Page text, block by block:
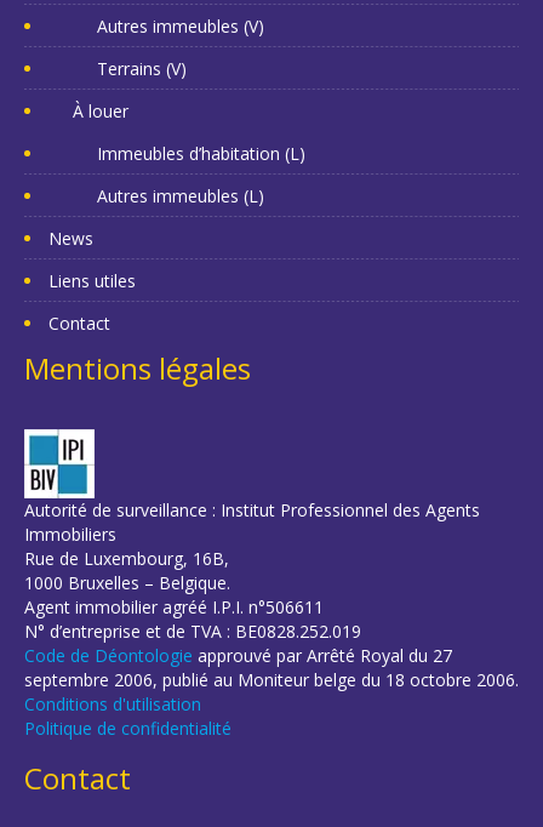
Autres immeubles (V)
Terrains (V)
À louer
Immeubles d’habitation (L)
Autres immeubles (L)
News
Liens utiles
Contact
Mentions légales
Autorité de surveillance : Institut Professionnel des Agents
Immobiliers
Rue de Luxembourg, 16B,
1000 Bruxelles – Belgique.
Agent immobilier agréé I.P.I. n°506611
N° d’entreprise et de TVA : BE0828.252.019
Code de Déontologie approuvé par Arrêté Royal du 27
septembre 2006, publié au Moniteur belge du 18 octobre 2006.
Conditions d'utilisation
Politique de confidentialité
Contact